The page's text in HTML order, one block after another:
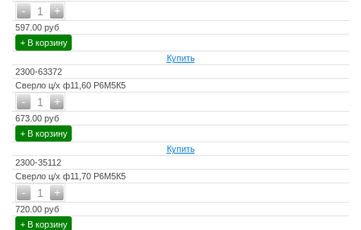
+
- 1
597.00 руб
+ В корзину
Купить
2300-63372
Сверло ц/х ф11,60 Р6М5К5
+
- 1
673.00 руб
+ В корзину
Купить
2300-35112
Сверло ц/х ф11,70 Р6М5К5
+
- 1
720.00 руб
+ В корзину